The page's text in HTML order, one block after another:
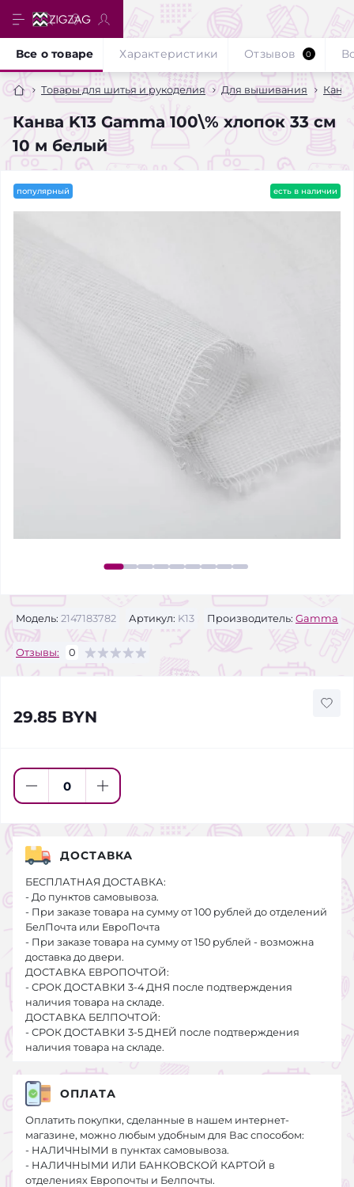
Товары для шитья и рукоделия Для вышивания Канва
Канва K13 Gamma 100\% хлопок 33 см
10 м белый
Все о товаре Характеристики Отзывов 0
популярный есть в наличии
Модель: 2147183782 Артикул: K13 Производитель: Gamma
Отзывы: 0
29.85 BYN
ДОСТАВКА
БЕСПЛАТНАЯ ДОСТАВКА:
- До пунктов самовывоза.
- При заказе товара на сумму от 100 рублей до отделений
БелПочта или ЕвроПочта
- При заказе товара на сумму от 150 рублей - возможна
доставка до двери.
ДОСТАВКА ЕВРОПОЧТОЙ:
- СРОК ДОСТАВКИ 3-4 ДНЯ после подтверждения
наличия товара на складе.
ДОСТАВКА БЕЛПОЧТОЙ:
- СРОК ДОСТАВКИ 3-5 ДНЕЙ после подтверждения
наличия товара на складе.
ОПЛАТА
Оплатить покупки, сделанные в нашем интернет-
магазине, можно любым удобным для Вас способом:
- НАЛИЧНЫМИ в пунктах самовывоза.
- НАЛИЧНЫМИ ИЛИ БАНКОВСКОЙ КАРТОЙ в
отделениях Европочты и Белпочты.